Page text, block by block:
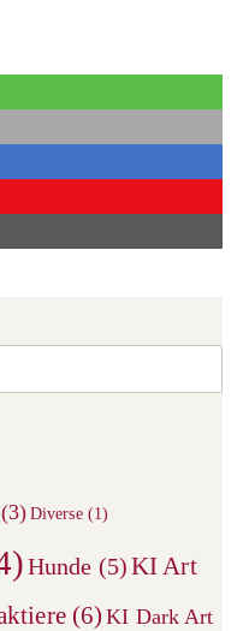
(3)Diverse(1)
Hunde (5)KI Art
(6) KI Dark Art